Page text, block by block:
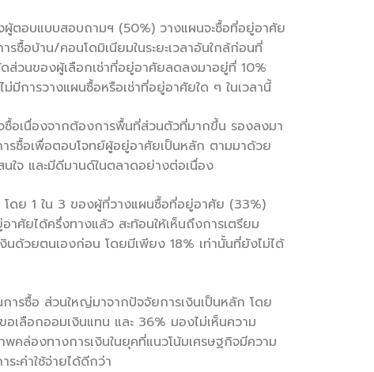
อบแบบสอบถามฯ (50%) วางแผนจะซื้อที่อยู่อาศัย
อบ้าน/คอนโดมิเนียมในระยะเวลาอันใกล้ก่อนที่
ส่วนของผู้เลือกเช่าที่อยู่อาศัยลดลงมาอยู่ที่ 10%
การวางแผนซื้อหรือเช่าที่อยู่อาศัยใด ๆ ในเวลานี้
อเนื่องจากต้องการพื้นที่ส่วนตัวที่มากขึ้น รองลงมา
รซื้อเพื่อตอบโจทย์ผู้อยู่อาศัยเป็นหลัก ตามมาด้วย
ใจ และมีดีมานด์ในตลาดอย่างต่อเนื่อง
ดย 1 ใน 3 ของผู้ที่วางแผนซื้อที่อยู่อาศัย (33%)
ศัยได้ครึ่งทางแล้ว สะท้อนให้เห็นถึงการเตรียม
ด้วยตนเองก่อน โดยมีเพียง 18% เท่านั้นที่ยังไม่ได้
ารซื้อ ส่วนใหญ่มาจากปัจจัยการเงินเป็นหลัก โดย
เลือกออมเงินแทน และ 36% มองไม่เห็นความ
คล่องทางการเงินในยุคที่แนวโน้มเศรษฐกิจมีความ
ะค่าใช้จ่ายได้ดีกว่า